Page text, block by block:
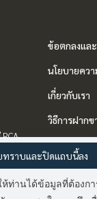
ข้อตกลงและ
นโยบายคว
เกี่ยวกับเรา
วิธีการฝากข
ติดต่อ
ห้ท่านได้ข้อมูลที่ต้องก
ทราบและปิดแถบนี้ลง